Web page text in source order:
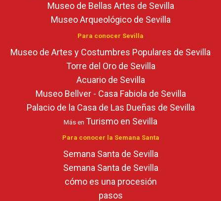
Museo de Bellas Artes de Sevilla
Museo Arqueológico de Sevilla
Para conocer Sevilla
Museo de Artes y Costumbres Populares de Sevilla
Torre del Oro de Sevilla
Acuario de Sevilla
Museo Bellver - Casa Fabiola de Sevilla
Palacio de la Casa de Las Dueñas de Sevilla
Más en Turismo en Sevilla
Para conocer la Semana Santa
Semana Santa de Sevilla
Semana Santa de Sevilla
cómo es una procesión
pasos